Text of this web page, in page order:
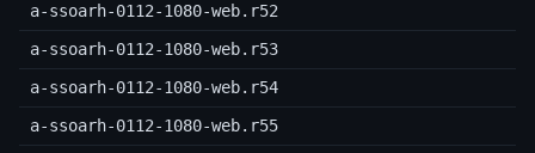
a-ssoarh-0112-1080-web.r52
a-ssoarh-0112-1080-web.r53
a-ssoarh-0112-1080-web.r54
a-ssoarh-0112-1080-web.r55